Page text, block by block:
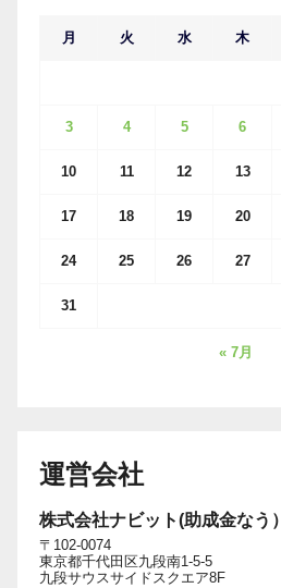
月 火 水 木
3 4 5 6
10 11 12 13
17 18 19 20
24 25 26 27
31
« 7月
運営会社
株式会社ナビット(助成金なう）
〒102-0074
東京都千代田区九段南1-5-5
九段サウスサイドスクエア8F